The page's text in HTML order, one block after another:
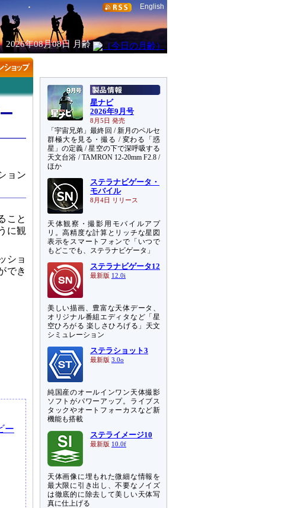
English
2026年08月08日 月齢
ョン
こと
に観
ショ
でき
ー
星ナビ
2026年9月号
8月5日 発売
「宇宙兄弟」最終回 / 新月のペルセ
群極大を見る・撮る / 変わる「惑
星」の定義 / 星空の下で深呼吸する
天文台浴 / TAMRON 12-20mm F2.8 /
ほか
ステラナビゲータ・
モバイル
8月4日 リリース
天体観察・撮影用モバイルアプ
リ。高精度な計算とリッチな星図
表示をスマートフォンで「いつで
もどこでも、ステラナビゲータ」
ステラナビゲータ12
最新版 12.0i
美しい描画、豊富な天体データ、
オリジナル番組エディタなど「星
空ひろがる 楽しさひろげる」天文
シミュレーション
ステラショット3
最新版 3.0o
純国産のオールインワン天体撮影
ソフトがパワーアップ。ライブス
タックやオートフォーカスなど新
機能も搭載
ステライメージ10
最新版 10.0f
天体画像に埋もれた微細な情報を
最大限に引き出し、不要なノイズ
は徹底的に除去して美しい天体写
真に仕上げる